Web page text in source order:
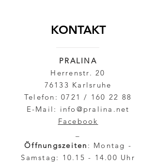
KONTAKT
PRALINA
Herrenstr. 20
76133 Karlsruhe
Telefon: 0721 / 160 22 88
E-Mail: info@pralina.net
Facebook
Öffnungszeiten : Montag -
Samstag: 10.15 - 14.00 Uhr